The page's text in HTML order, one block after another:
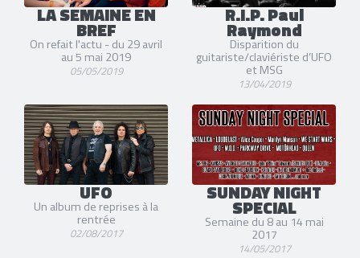
LA SEMAINE EN
BREF
On refait l'actu - du 29 avril
au 5 mai 2019
05/05/2019
R.I.P. Paul
Raymond
Disparition du
guitariste/claviériste d’UFO
et MSG
13/04/2019
UFO
Un album de reprises à la
rentrée
02/08/2017
SUNDAY NIGHT
SPECIAL
Semaine du 8 au 14 mai
2017
14/05/2017